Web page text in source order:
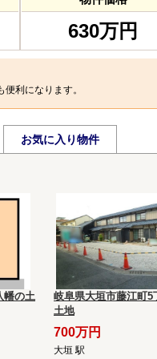
630万円
利になります。
お気に入り物件
幡の土
岐阜県大垣市藤江町5
土地
700万円
大垣 駅